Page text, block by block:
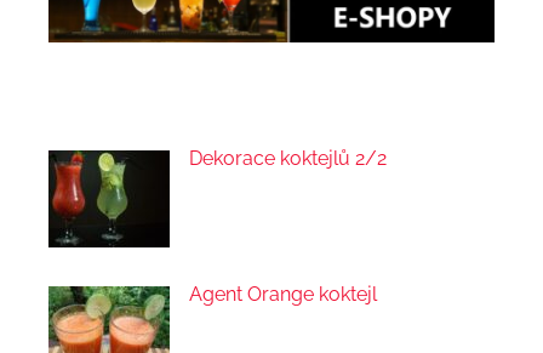
Dekorace koktejlů 2/2
Agent Orange koktejl